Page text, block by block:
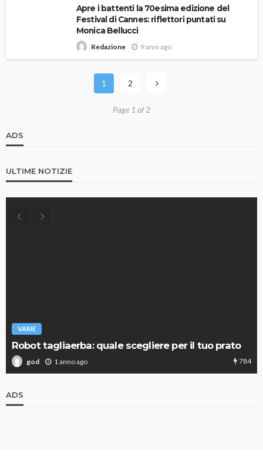
Apre i battenti la 70esima edizione del
Festival di Cannes: riflettori puntati su
Monica Bellucci
Redazione 9 anni ago
1 2
Page 1 of 2
ADS
ULTIME NOTIZIE
scegliere per il tuo prato
stessa causa
9 mesi ago
ADS